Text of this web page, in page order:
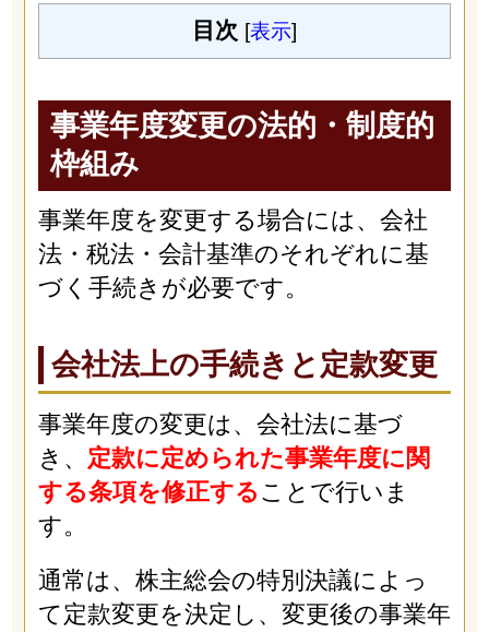
目次 [表示]
事業年度変更の法的・制度的
枠組み
事業年度を変更する場合には、会社
法・税法・会計基準のそれぞれに基
づく手続きが必要です。
会社法上の手続きと定款変更
事業年度の変更は、会社法に基づ
き、 定款に定められた事業年度に関
する条項を修正する ことで行いま
す。
通常は、株主総会の特別決議によっ
て定款変更を決定し、変更後の事業年